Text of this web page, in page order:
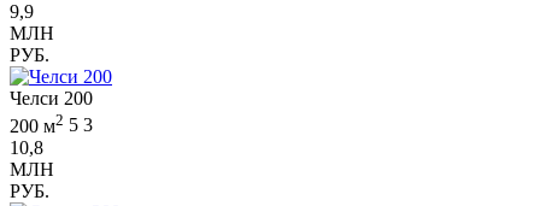
9,9
МЛН
РУБ.
Челси 200
200 м2 5 3
10,8
МЛН
РУБ.